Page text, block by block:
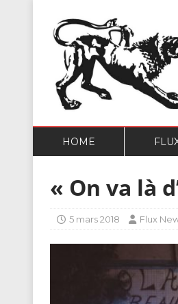
HOME
« On va là
5 mars 2018 Flux